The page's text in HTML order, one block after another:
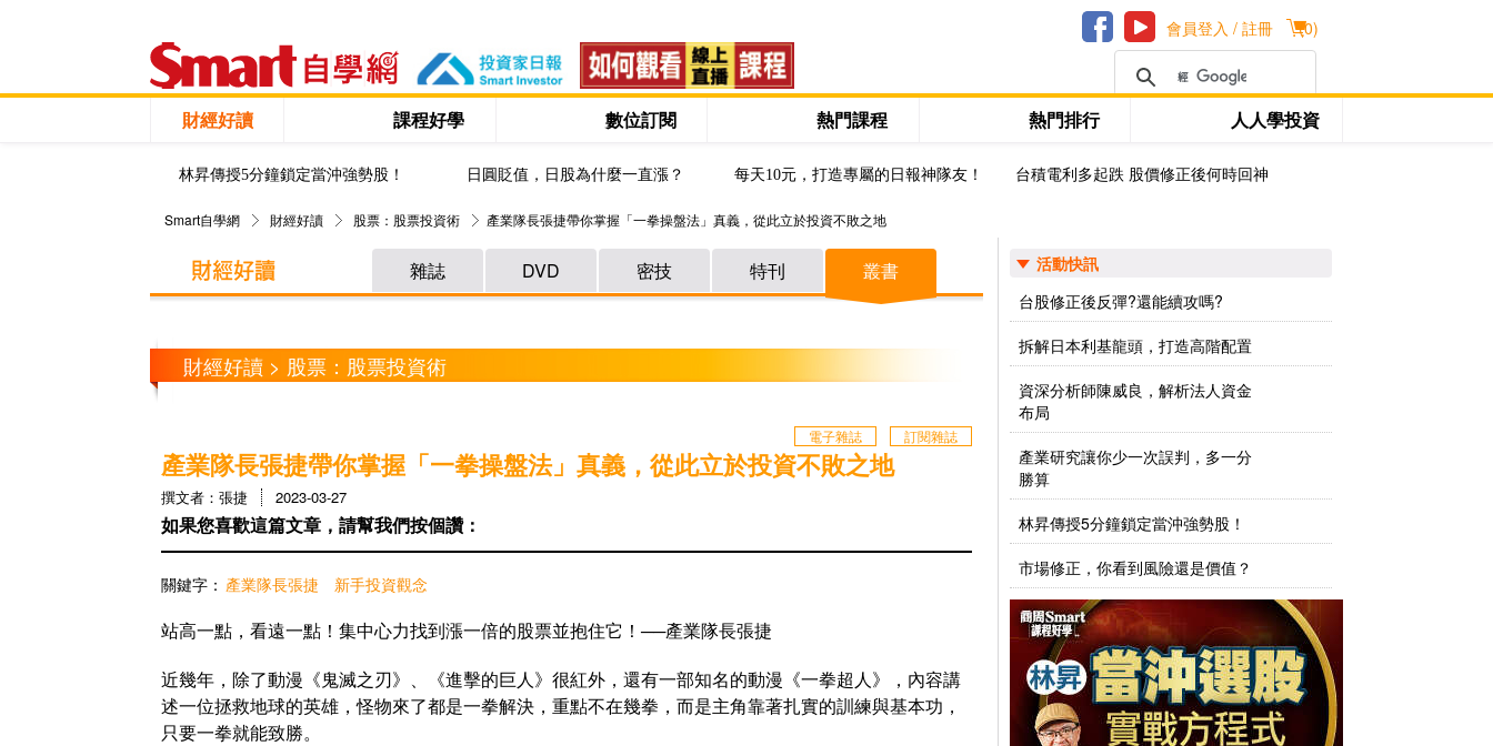
(0)
會員登入 / 註冊
財經好讀 課程好學 數位訂閱 熱門課程 熱門排行 人人學投資
林昇傳授5分鐘鎖定當沖強勢股！ 日圓貶值，日股為什麼一直漲？ 每天10元，打造專屬的日報神隊友！ 台積電利多起跌 股價修正後何時回神
Smart自學網 財經好讀 股票：股票投資術 產業隊長張捷帶你掌握「一拳操盤法」真義，從此立於投資不敗之地
雜誌 DVD 密技 特刊 叢書
財經好讀 > 股票：股票投資術
訂閱雜誌
電子雜誌
產業隊長張捷帶你掌握「一拳操盤法」真義，從此立於投資不敗之地
撰文者：張捷 2023-03-27
如果您喜歡這篇文章，請幫我們按個讚：
關鍵字： 產業隊長張捷 新手投資觀念
站高一點，看遠一點！集中心力找到漲一倍的股票並抱住它！──產業隊長張捷
近幾年，除了動漫《鬼滅之刃》、《進擊的巨人》很紅外，還有一部知名的動漫《一拳超人》，內容講
述一位拯救地球的英雄，怪物來了都是一拳解決，重點不在幾拳，而是主角靠著扎實的訓練與基本功，
只要一拳就能致勝。
活動快訊
台股修正後反彈?還能續攻嗎?
拆解日本利基龍頭，打造高階配置
資深分析師陳威良，解析法人資金
布局
產業研究讓你少一次誤判，多一分
勝算
林昇傳授5分鐘鎖定當沖強勢股！
市場修正，你看到風險還是價值？